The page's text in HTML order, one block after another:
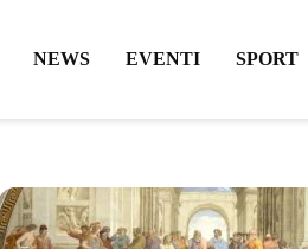
NEWS EVENTI SPORT